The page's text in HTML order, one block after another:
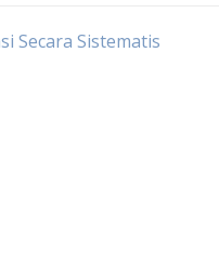
Secara Sistematis